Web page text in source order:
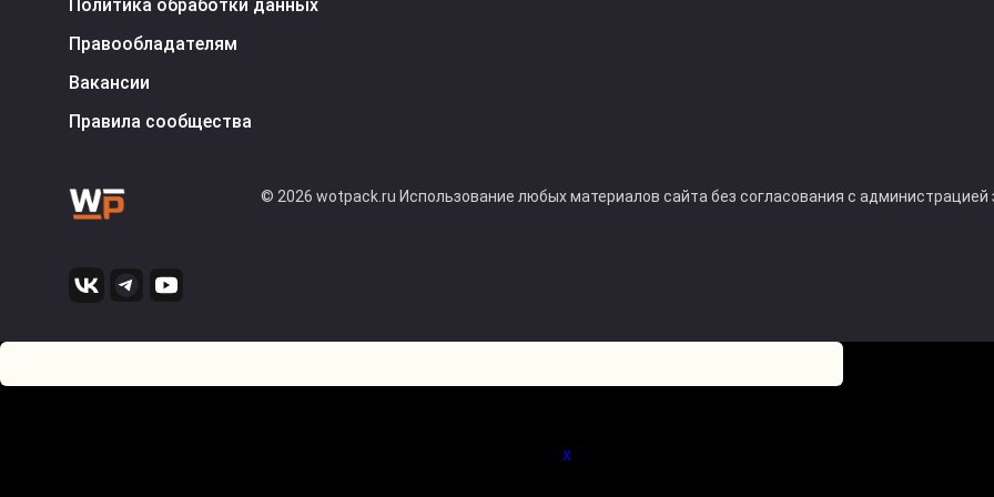
Политика обработки данных
Правообладателям
Вакансии
Правила сообщества
© 2026 wotpack.ru Использование любых материалов сайта без согласования с администрацией
x